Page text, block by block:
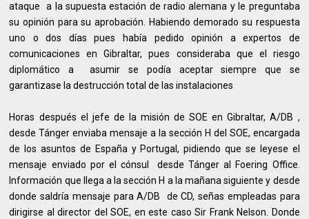
ataque a la supuesta estación de radio alemana y le preguntaba
su opinión para su aprobación. Habiendo demorado su respuesta
uno o dos días pues había pedido opinión a expertos de
comunicaciones en Gibraltar, pues consideraba que el riesgo
diplomático a asumir se podía aceptar siempre que se
garantizase la destrucción total de las instalaciones
Horas después el jefe de la misión de SOE en Gibraltar, A/DB ,
desde Tánger enviaba mensaje a la sección H del SOE, encargada
de los asuntos de España y Portugal, pidiendo que se leyese el
mensaje enviado por el cónsul desde Tánger al Foering Office.
Información que llega a la sección H a la mañana siguiente y desde
donde saldría mensaje para A/DB de CD, señas empleadas para
dirigirse al director del SOE, en este caso Sir Frank Nelson. Donde